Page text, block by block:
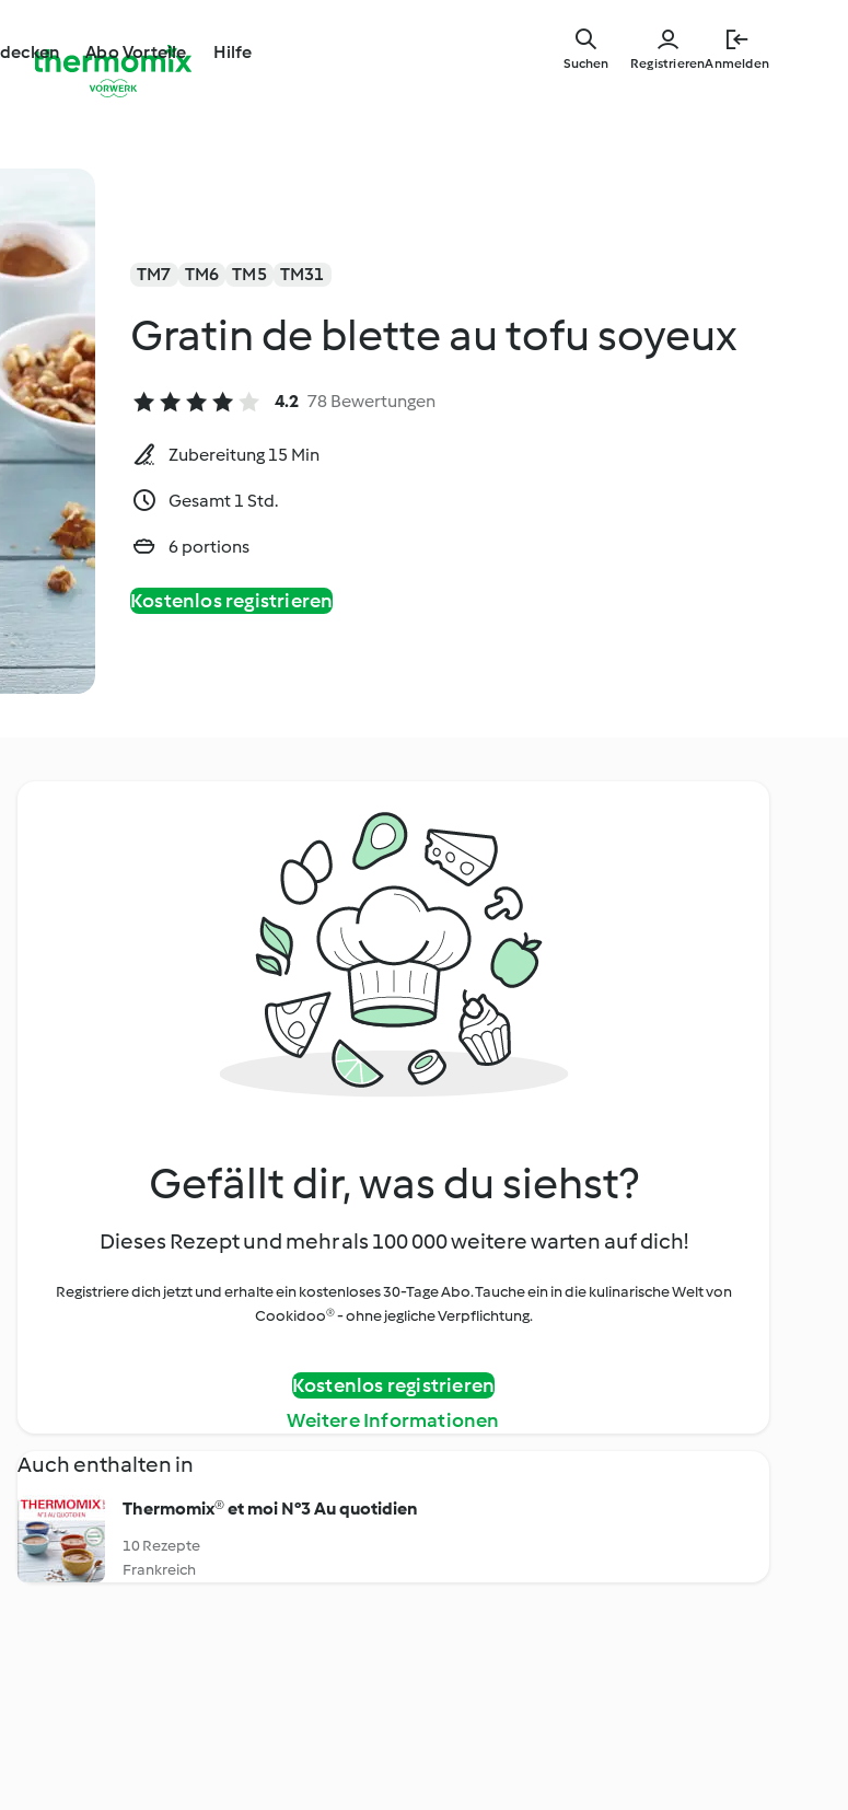
Abo Vorteile Hilfe
RegistrierenAnmelden
Suchen
TM7 TM6 TM5 TM31
Gratin de blette au tofu soyeux
4.2 78 Bewertungen
Zubereitung 15 Min
Gesamt 1 Std.
6 portions
Kostenlos registrieren
Gefällt dir, was du siehst?
Dieses Rezept und mehr als 100 000 weitere warten auf dich!
Registriere dich jetzt und erhalte ein kostenloses 30-Tage Abo. Tauche ein in die kulinarische Welt von
Cookidoo® - ohne jegliche Verpflichtung.
Kostenlos registrieren
Weitere Informationen
Auch enthalten in
Thermomix® et moi N°3 Au quotidien
10 Rezepte
Frankreich